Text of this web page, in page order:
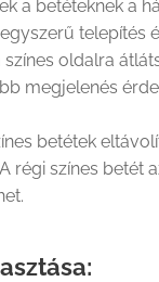
a betéteknek a
telepítés
oldalra
megjelenés
betétek
régi színes betét